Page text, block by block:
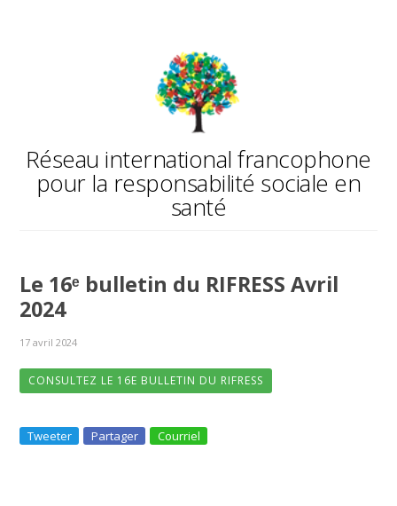
Réseau international francophone
pour la responsabilité sociale en
santé
Le 16ᵉ bulletin du RIFRESS Avril
2024
17 avril 2024
CONSULTEZ LE 16E BULLETIN DU RIFRESS
Tweeter Partager Courriel